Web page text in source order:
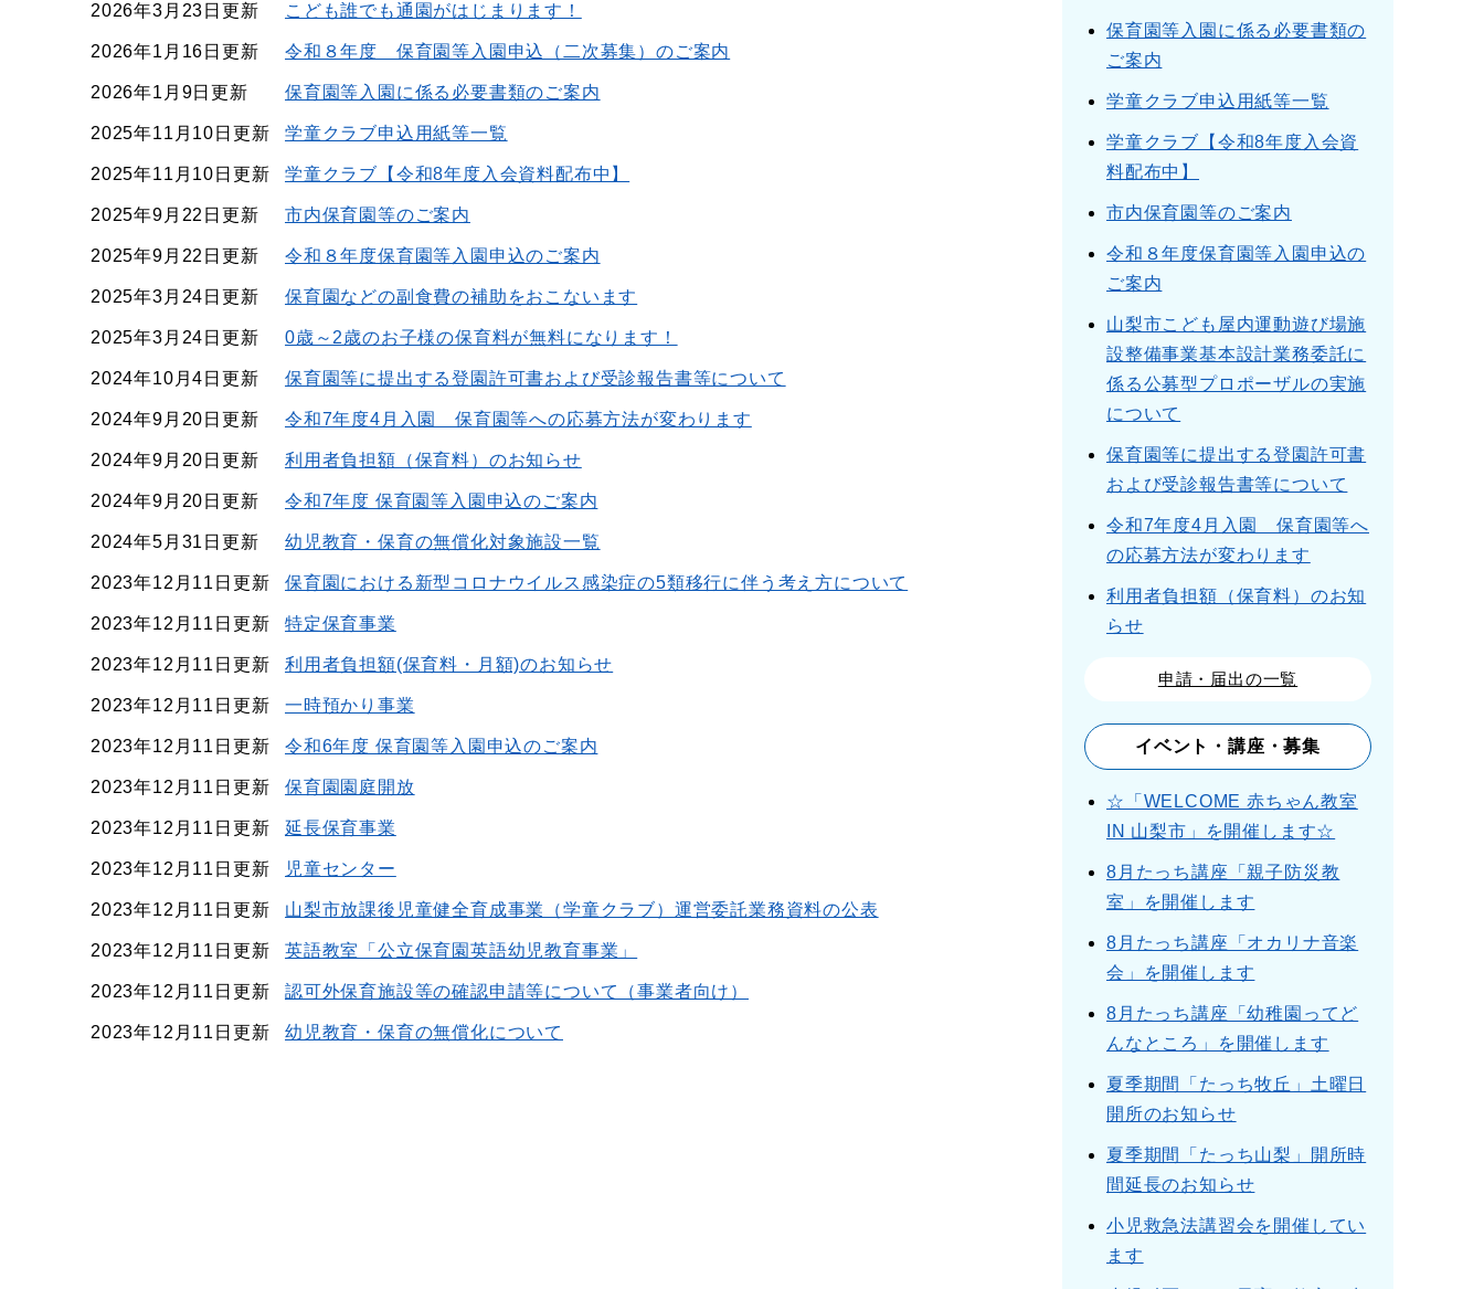
2026年3月23日更新 こども誰でも通園がはじまります！
2026年1月16日更新 令和８年度 保育園等入園申込（二次募集）のご案内
2026年1月9日更新 保育園等入園に係る必要書類のご案内
2025年11月10日更新 学童クラブ申込用紙等一覧
2025年11月10日更新 学童クラブ【令和8年度入会資料配布中】
2025年9月22日更新 市内保育園等のご案内
2025年9月22日更新 令和８年度保育園等入園申込のご案内
2025年3月24日更新 保育園などの副食費の補助をおこないます
2025年3月24日更新 0歳～2歳のお子様の保育料が無料になります！
2024年10月4日更新 保育園等に提出する登園許可書および受診報告書等について
2024年9月20日更新 令和7年度4月入園 保育園等への応募方法が変わります
2024年9月20日更新 利用者負担額（保育料）のお知らせ
2024年9月20日更新 令和7年度 保育園等入園申込のご案内
2024年5月31日更新 幼児教育・保育の無償化対象施設一覧
2023年12月11日更新 保育園における新型コロナウイルス感染症の5類移行に伴う考え方について
2023年12月11日更新 特定保育事業
2023年12月11日更新 利用者負担額(保育料・月額)のお知らせ
2023年12月11日更新 一時預かり事業
2023年12月11日更新 令和6年度 保育園等入園申込のご案内
2023年12月11日更新 保育園園庭開放
2023年12月11日更新 延長保育事業
2023年12月11日更新 児童センター
2023年12月11日更新 山梨市放課後児童健全育成事業（学童クラブ）運営委託業務資料の公表
2023年12月11日更新 英語教室「公立保育園英語幼児教育事業」
2023年12月11日更新 認可外保育施設等の確認申請等について（事業者向け）
2023年12月11日更新 幼児教育・保育の無償化について
保育園等入園に係る必要書類の
ご案内
学童クラブ申込用紙等一覧
学童クラブ【令和8年度入会資
料配布中】
市内保育園等のご案内
令和８年度保育園等入園申込の
ご案内
山梨市こども屋内運動遊び場施
設整備事業基本設計業務委託に
係る公募型プロポーザルの実施
について
保育園等に提出する登園許可書
および受診報告書等について
令和7年度4月入園 保育園等へ
の応募方法が変わります
利用者負担額（保育料）のお知
らせ
申請・届出の一覧
イベント・講座・募集
☆「WELCOME 赤ちゃん教室
IN 山梨市」を開催します☆
8月たっち講座「親子防災教
室」を開催します
8月たっち講座「オカリナ音楽
会」を開催します
8月たっち講座「幼稚園ってど
んなところ」を開催します
夏季期間「たっち牧丘」土曜日
開所のお知らせ
夏季期間「たっち山梨」開所時
間延長のお知らせ
小児救急法講習会を開催してい
ます